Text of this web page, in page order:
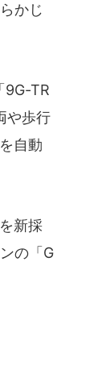
かじ
9G-TR
や歩行
自動
新採
の「G